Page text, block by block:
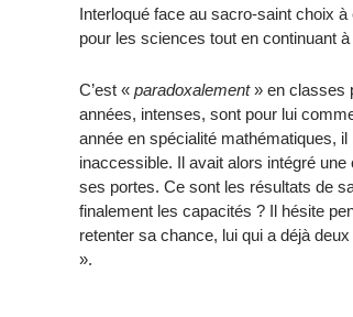
Interloqué face au sacro-saint choix
pour les sciences tout en continuant
C’est « paradoxalement» en classes
années, intenses, sont pour lui
année en spécialité mathématiques, il
inaccessible. Il avait alors intégré une
ses portes. Ce sont les résultats de
finalement les capacités ? Il hésite
retenter sa chance, lui qui a déjà
».